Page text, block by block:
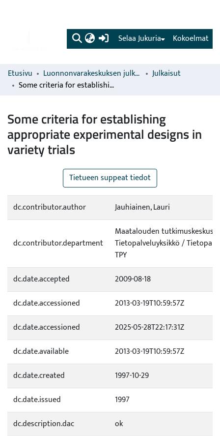
(current) Kokoelmat
Selaa Jukuria
Etusivu Luonnonvarakeskuksen julkaisut
Julkaisut
Some criteria for establishing appropriate experimental designs in variety trials
Some criteria for establishing
appropriate experimental designs in
variety trials
Tietueen suppeat tiedot
dc.contributor.author Jauhiainen, Lauri
dc.contributor.department
Maatalouden tutkimuskeskus
Tietopalveluyksikkö /
TPY
dc.date.accepted
2009-08-18
dc.date.accessioned
2013-03-19T10:59:57Z
dc.date.accessioned
2025-05-28T22:17:31Z
dc.date.available
2013-03-19T10:59:57Z
dc.date.created
1997-10-29
dc.date.issued
1997
dc.description.dac
ok